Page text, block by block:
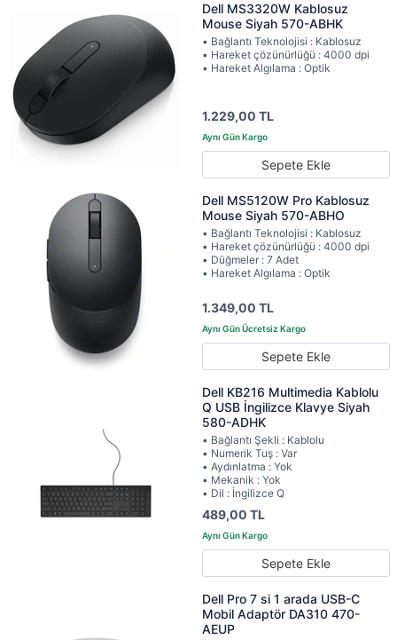
Dell MS3320W Kablosuz
Mouse Siyah 570-ABHK
• Bağlantı Teknolojisi : Kablosuz
• Hareket çözünürlüğü : 4000 dpi
• Hareket Algılama : Optik
1.229,00 TL
Sepete Ekle
Dell MS5120W Pro Kablosuz
Mouse Siyah 570-ABHO
• Bağlantı Teknolojisi : Kablosuz
• Hareket çözünürlüğü : 4000 dpi
• Düğmeler : 7 Adet
• Hareket Algılama : Optik
1.349,00 TL
Sepete Ekle
Dell KB216 Multimedia Kablolu
Q USB İngilizce Klavye Siyah
580-ADHK
• Bağlantı Şekli : Kablolu
• Numerik Tuş : Var
• Aydınlatma : Yok
• Mekanik : Yok
• Dil : İngilizce Q
489,00 TL
Sepete Ekle
Dell Pro 7 si 1 arada USB-C
Mobil Adaptör DA310 470-
AEUP